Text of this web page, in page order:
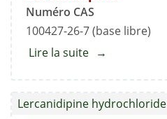
Numéro CAS
100427-26-7 (base libre)
Lire la suite about
Lercanidipine hydrochloride